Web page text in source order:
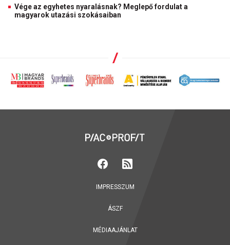
Vége az egyhetes nyaralásnak? Meglepő fordulat a
magyarok utazási szokásaiban
IMPRESSZUM
ÁSZF
MÉDIAAJÁNLAT